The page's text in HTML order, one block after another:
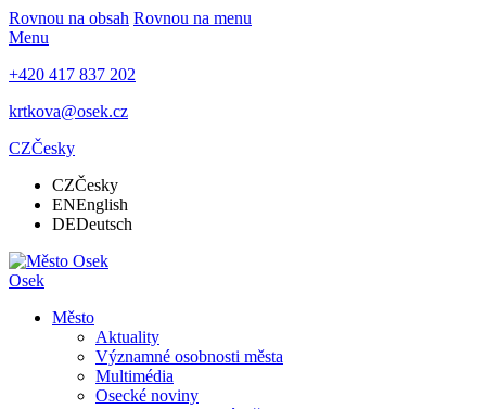
Rovnou na obsah Rovnou na menu
Menu
+420 417 837 202
krtkova@osek.cz
CZČesky
CZČesky
ENEnglish
DEDeutsch
Osek
Město
Aktuality
Významné osobnosti města
Multimédia
Osecké noviny